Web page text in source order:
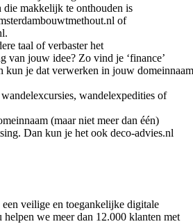
die makkelijk te onthouden is
of
taal of verbaster het
van jouw idee? Zo vind je ‘finance’
kun je dat verwerken in jouw
wandelexpedities of
(maar niet meer dan één)
Dan kun je het ook deco-advies.nl
veilige en toegankelijke digitale
we meer dan 12.000 klanten met